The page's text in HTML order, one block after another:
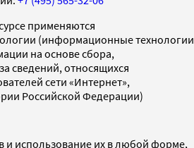
применяются
(информационные технологии
на основе сбора,
сведений, относящихся
сети «Интернет»,
Российской Федерации)
и использование их в любой форме,